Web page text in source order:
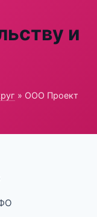
и
» ООО Проект